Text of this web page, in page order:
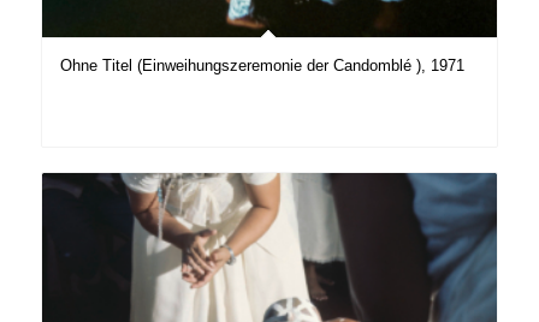
Ohne Titel (Einweihungszeremonie der Candomblé ), 1971